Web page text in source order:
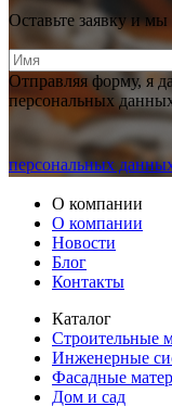
Оставьте заявку и
Отправляя форму, я
персональных
персональных
О компании
О компании
Новости
Блог
Контакты
Каталог
Строительные
Инженерные
Фасадные
Дом и сад